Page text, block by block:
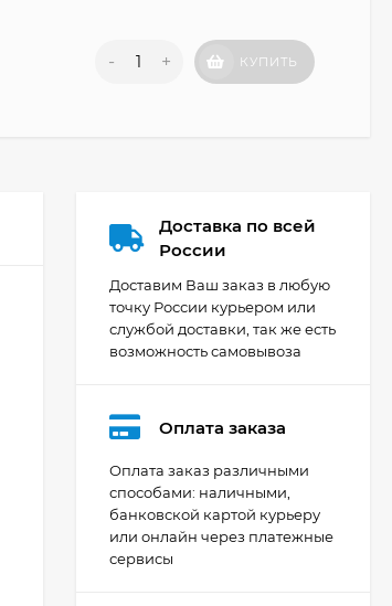
- + КУПИТЬ
Доставка по всей
России
Доставим Ваш заказ в любую
точку России курьером или
службой доставки, так же есть
возможность самовывоза
Оплата заказа
Оплата заказ различными
способами: наличными,
банковской картой курьеру
или онлайн через платежные
сервисы